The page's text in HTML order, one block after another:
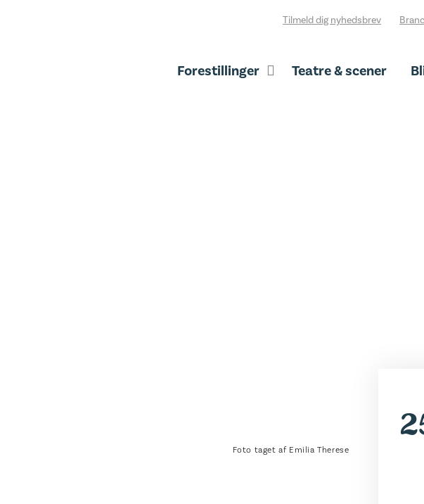
Tilmeld dig nyhedsbrev
Forestillinger Teatre & scener
Foto taget af Emilia Therese